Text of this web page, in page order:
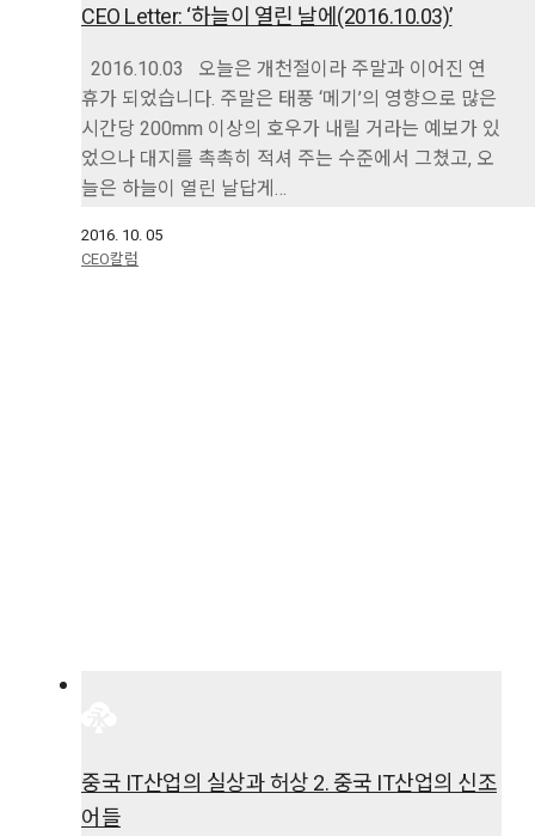
CEO Letter: ‘하늘이 열린 날에(2016.10.03)’
2016.10.03 오늘은 개천절이라 주말과 이어진 연
휴가 되었습니다. 주말은 태풍 ‘메기’의 영향으로 많은
시간당 200mm 이상의 호우가 내릴 거라는 예보가 있
었으나 대지를 촉촉히 적셔 주는 수준에서 그쳤고, 오
늘은 하늘이 열린 날답게…
2016. 10. 05
CEO칼럼
중국 IT산업의 실상과 허상 2. 중국 IT산업의 신조
어들